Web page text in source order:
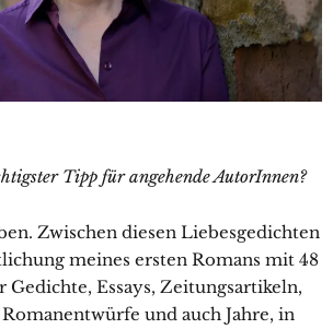
Tipp für angehende AutorInnen?
Zwischen diesen Liebesgedichten
meines ersten Romans mit 48
Gedichte, Essays, Zeitungsartikeln,
und auch Jahre, in